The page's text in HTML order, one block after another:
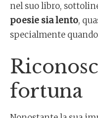
nel suo libro,
poesie sia lento,
specialmente
fortuna